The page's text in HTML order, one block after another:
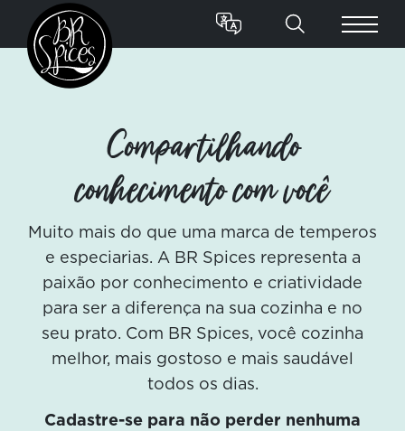
Compartilhando
conhecimento com você
Muito mais do que uma marca de temperos
e especiarias. A BR Spices representa a
paixão por conhecimento e criatividade
para ser a diferença na sua cozinha e no
seu prato. Com BR Spices, você cozinha
melhor, mais gostoso e mais saudável
todos os dias.
Cadastre-se para não perder nenhuma